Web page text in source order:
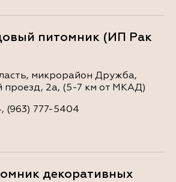
питомник (ИП Рак
микрорайон Дружба,
проезд, 2а, (5-7 км от МКАД)
(963) 777-5404
декоративных